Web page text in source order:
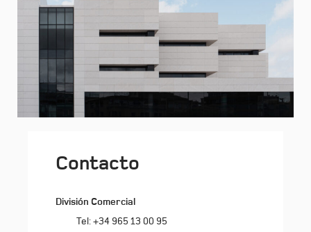
Contacto
División Comercial
Tel: +34 965 13 00 95